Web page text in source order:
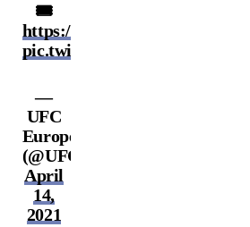
🎟️
https://t.co/3cDncyuuHF
pic.twitter.com/KU7usyz1u8
—
UFC
Europe
(@UFCEurope)
April
14,
2021